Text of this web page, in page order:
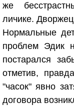
же
личике.
Нормальные
проблем Эдик
постарался
отметив,
"часок" явно
договора